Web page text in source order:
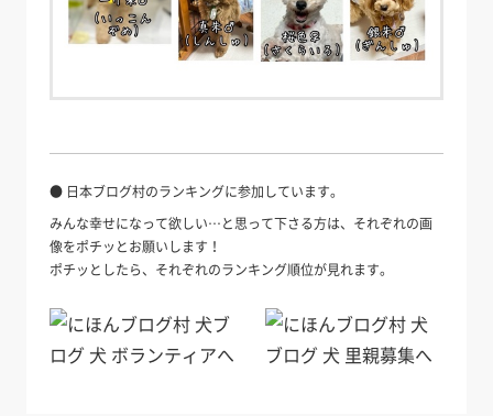
● 日本ブログ村のランキングに参加しています。
みんな幸せになって欲しい…と思って下さる方は、それぞれの画
像をポチッとお願いします！
ポチッとしたら、それぞれのランキング順位が見れます。